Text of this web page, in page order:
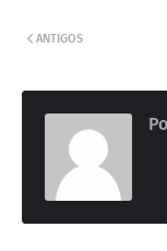
ANTIGOS